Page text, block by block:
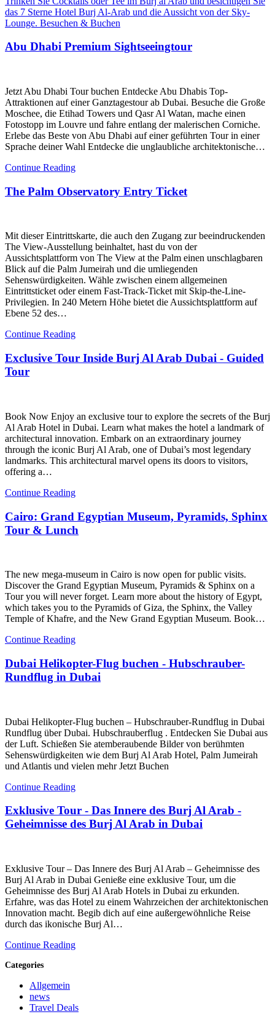
das 7 Sterne Hotel Burj Al-Arab und die Aussicht von der Sky-
Lounge. Besuchen & Buchen
Abu Dhabi Premium Sightseeingtour
Jetzt Abu Dhabi Tour buchen Entdecke Abu Dhabis Top-
Attraktionen auf einer Ganztagestour ab Dubai. Besuche die Große
Moschee, die Etihad Towers und Qasr Al Watan, mache einen
Fotostopp im Louvre und fahre entlang der malerischen Corniche.
Erlebe das Beste von Abu Dhabi auf einer geführten Tour in einer
Sprache deiner Wahl Entdecke die unglaubliche architektonische…
Continue Reading
The Palm Observatory Entry Ticket
Mit dieser Eintrittskarte, die auch den Zugang zur beeindruckenden
The View-Ausstellung beinhaltet, hast du von der
Aussichtsplattform von The View at the Palm einen unschlagbaren
Blick auf die Palm Jumeirah und die umliegenden
Sehenswürdigkeiten. Wähle zwischen einem allgemeinen
Eintrittsticket oder einem Fast-Track-Ticket mit Skip-the-Line-
Privilegien. In 240 Metern Höhe bietet die Aussichtsplattform auf
Ebene 52 des…
Continue Reading
Exclusive Tour Inside Burj Al Arab Dubai - Guided
Tour
Book Now Enjoy an exclusive tour to explore the secrets of the Burj
Al Arab Hotel in Dubai. Learn what makes the hotel a landmark of
architectural innovation. Embark on an extraordinary journey
through the iconic Burj Al Arab, one of Dubai’s most legendary
landmarks. This architectural marvel opens its doors to visitors,
offering a…
Continue Reading
Cairo: Grand Egyptian Museum, Pyramids, Sphinx
Tour & Lunch
The new mega-museum in Cairo is now open for public visits.
Discover the Grand Egyptian Museum, Pyramids & Sphinx on a
Tour you will never forget. Learn more about the history of Egypt,
which takes you to the Pyramids of Giza, the Sphinx, the Valley
Temple of Khafre, and the New Grand Egyptian Museum. Book…
Continue Reading
Dubai Helikopter-Flug buchen - Hubschrauber-
Rundflug in Dubai
Dubai Helikopter-Flug buchen – Hubschrauber-Rundflug in Dubai
Rundflug über Dubai. Hubschrauberflug . Entdecken Sie Dubai aus
der Luft. Schießen Sie atemberaubende Bilder von berühmten
Sehenswürdigkeiten wie dem Burj Al Arab Hotel, Palm Jumeirah
und Atlantis und vielen mehr Jetzt Buchen
Continue Reading
Exklusive Tour - Das Innere des Burj Al Arab -
Geheimnisse des Burj Al Arab in Dubai
Exklusive Tour – Das Innere des Burj Al Arab – Geheimnisse des
Burj Al Arab in Dubai Genieße eine exklusive Tour, um die
Geheimnisse des Burj Al Arab Hotels in Dubai zu erkunden.
Erfahre, was das Hotel zu einem Wahrzeichen der architektonischen
Innovation macht. Begib dich auf eine außergewöhnliche Reise
durch das ikonische Burj Al…
Continue Reading
Categories
Allgemein
news
Travel Deals